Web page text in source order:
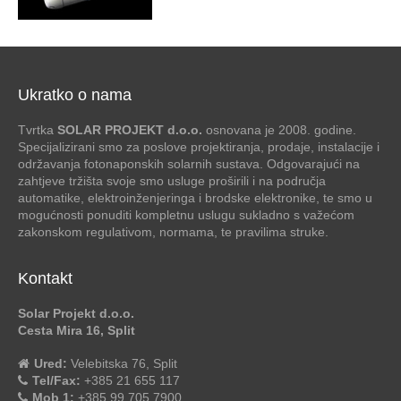
Ukratko o nama
Tvrtka SOLAR PROJEKT d.o.o. osnovana je 2008. godine.
Specijalizirani smo za poslove projektiranja, prodaje, instalacije i
održavanja fotonaponskih solarnih sustava. Odgovarajući na
zahtjeve tržišta svoje smo usluge proširili i na područja
automatike, elektroinženjeringa i brodske elektronike, te smo u
mogućnosti ponuditi kompletnu uslugu sukladno s važećom
zakonskom regulativom, normama, te pravilima struke.
Kontakt
Solar Projekt d.o.o.
Cesta Mira 16, Split
Ured: Velebitska 76, Split
Tel/Fax: +385 21 655 117
Mob 1: +385 99 705 7900